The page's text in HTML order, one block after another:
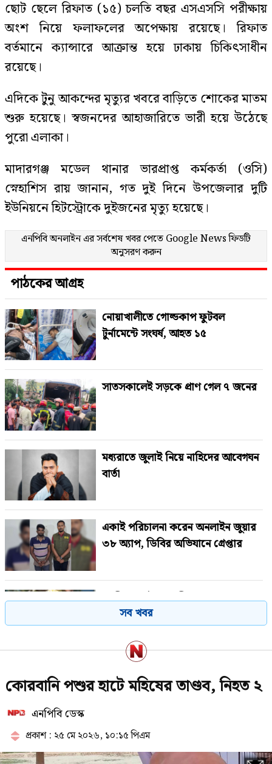
ছোট ছেলে রিফাত (১৫) চলতি বছর এসএসসি পরীক্ষায়
অংশ নিয়ে ফলাফলের অপেক্ষায় রয়েছে। রিফাত
বর্তমানে ক্যান্সারে আক্রান্ত হয়ে ঢাকায় চিকিৎসাধীন
রয়েছে।
এদিকে টুনু আকন্দের মৃত্যুর খবরে বাড়িতে শোকের মাতম
শুরু হয়েছে। স্বজনদের আহাজারিতে ভারী হয়ে উঠেছে
পুরো এলাকা।
মাদারগঞ্জ মডেল থানার ভারপ্রাপ্ত কর্মকর্তা (ওসি)
স্নেহাশিস রায় জানান, গত দুই দিনে উপজেলার দুটি
ইউনিয়নে হিটস্ট্রোকে দুইজনের মৃত্যু হয়েছে।
এনপিবি অনলাইন এর সর্বশেষ খবর পেতে Google Newsফিডটি
অনুসরণ করুন
পাঠকের আগ্রহ
নোয়াখালীতে গোল্ডকাপ ফুটবল
টুর্নামেন্টে সংঘর্ষ, আহত ১৫
সাতসকালেই সড়কে প্রাণ গেল ৭ জনের
মধ্যরাতে জুলাই নিয়ে নাহিদের আবেগঘন
বার্তা
একাই পরিচালনা করেন অনলাইন জুয়ার
৩৮ অ্যাপ, ডিবির অভিযানে গ্রেপ্তার
গাজীপুরে পৌর আ.লীগের সাবেক
সভাপতি গ্রেপ্তার
সাকিবের পর এবার নওফেলের বাড়িতে
আগুন
২৩তম রাষ্ট্রপতি নিয়ে আলোচনায় যেসব
নাম
সব খবর
কোরবানি পশুর হাটে মহিষের তাণ্ডব, নিহত ২
এনপিবি ডেস্ক
প্রকাশ : ২৫ মে ২০২৬, ১০:১৫ পিএম